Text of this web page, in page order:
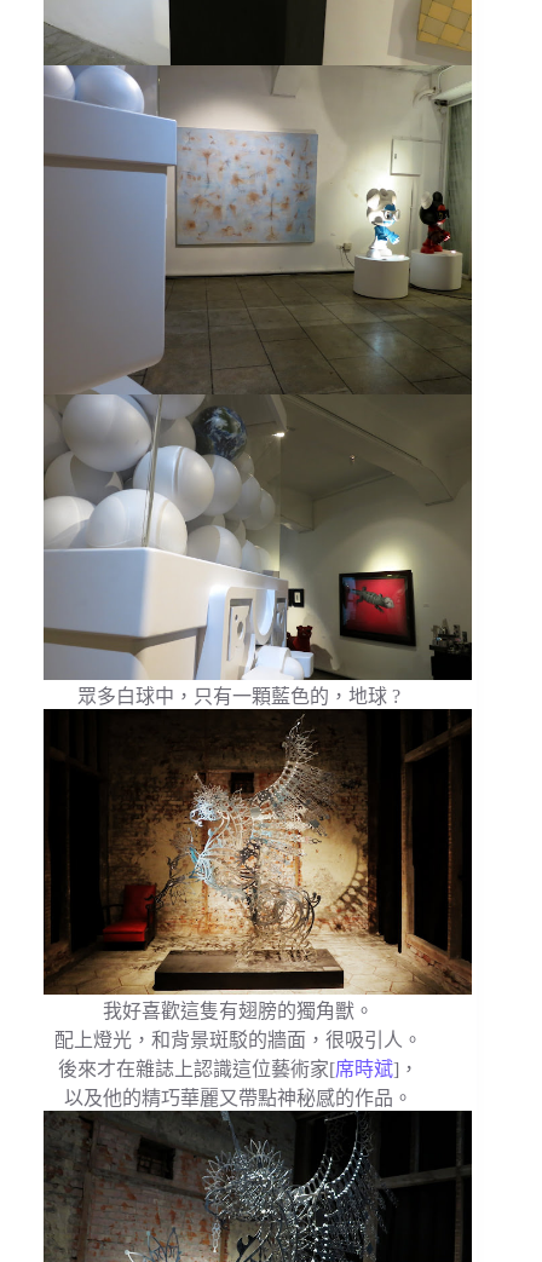
眾多白球中，只有一顆藍色的，地球 ?
我好喜歡這隻有翅膀的獨角獸。
配上燈光，和背景斑駁的牆面，很吸引人。
後來才在雜誌上認識這位藝術家[席時斌]，
以及他的精巧華麗又帶點神秘感的作品。